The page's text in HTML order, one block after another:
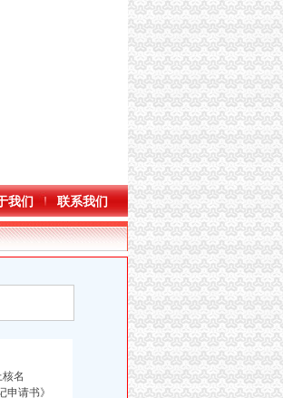
我们 联系我们
名
请书》